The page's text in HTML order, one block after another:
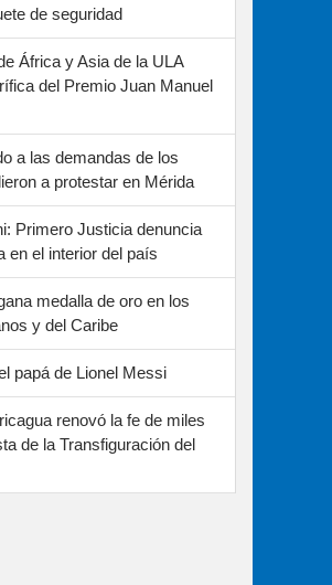
de seguridad
África y Asia de la ULA
del Premio Juan Manuel
a las demandas de los
a protestar en Mérida
Primero Justicia denuncia
en el interior del país
medalla de oro en los
y del Caribe
papá de Lionel Messi
renovó la fe de miles
de la Transfiguración del